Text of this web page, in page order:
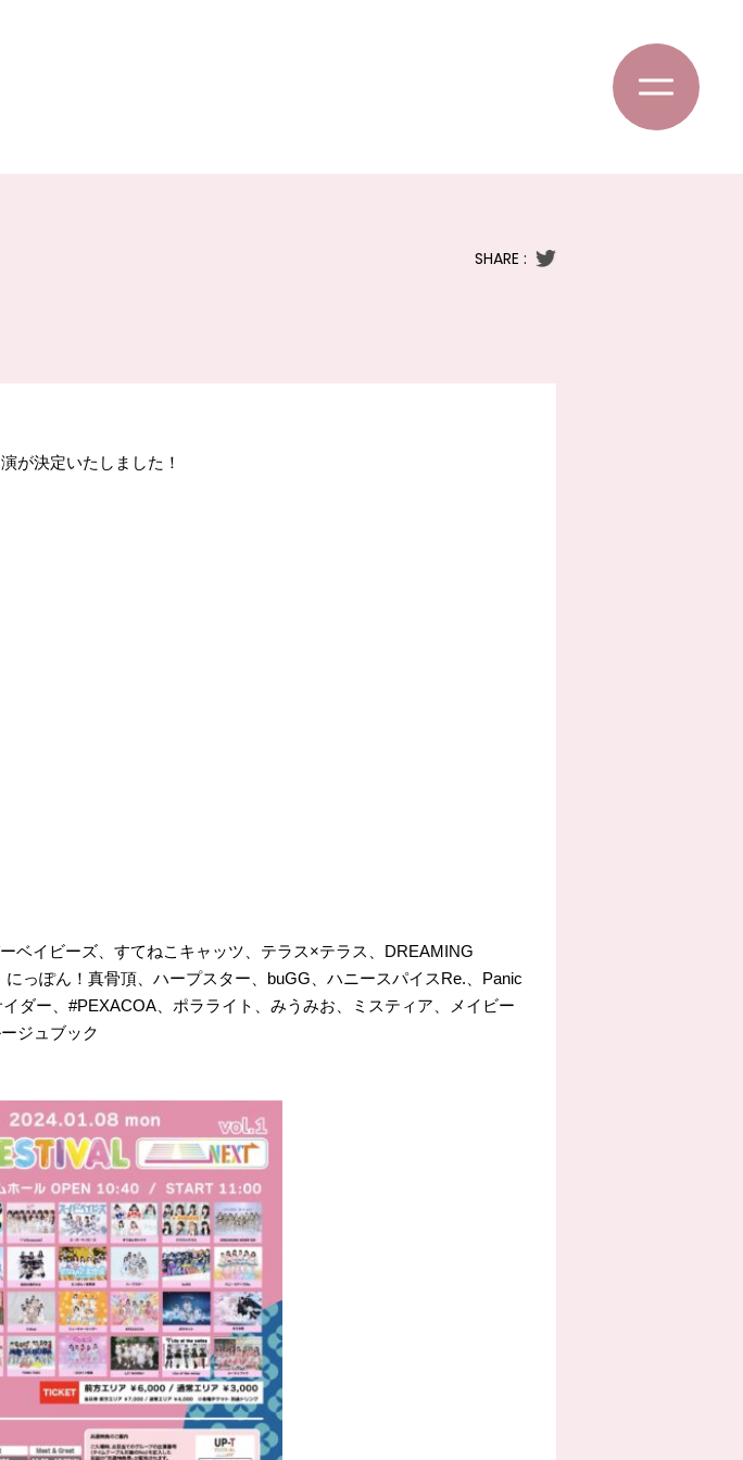
SHARE :
が決定いたしました！
ベイビーズ、すてねこキャッツ、テラス×テラス、DREAMING
っぽん！真骨頂、ハープスター、buGG、ハニースパイスRe.、Panic
ダー、#PEXACOA、ポラライト、みうみお、ミスティア、メイビー
ジュブック